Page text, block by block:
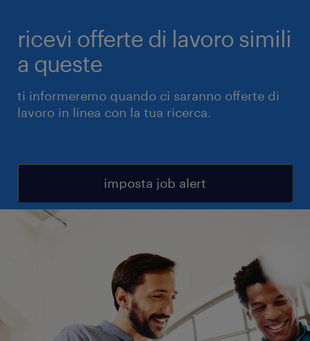
ricevi offerte di lavoro simili
a queste
ti informeremo quando ci saranno offerte di
lavoro in linea con la tua ricerca.
imposta job alert